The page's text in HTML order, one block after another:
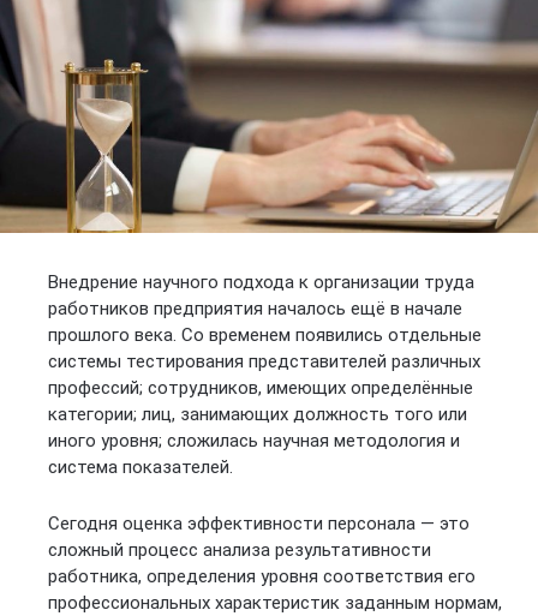
Внедрение научного подхода к организации труда
работников предприятия началось ещё в начале
прошлого века. Со временем появились отдельные
системы тестирования представителей различных
профессий; сотрудников, имеющих определённые
категории; лиц, занимающих должность того или
иного уровня; сложилась научная методология и
система показателей.
Сегодня оценка эффективности персонала — это
сложный процесс анализа результативности
работника, определения уровня соответствия его
профессиональных характеристик заданным нормам,